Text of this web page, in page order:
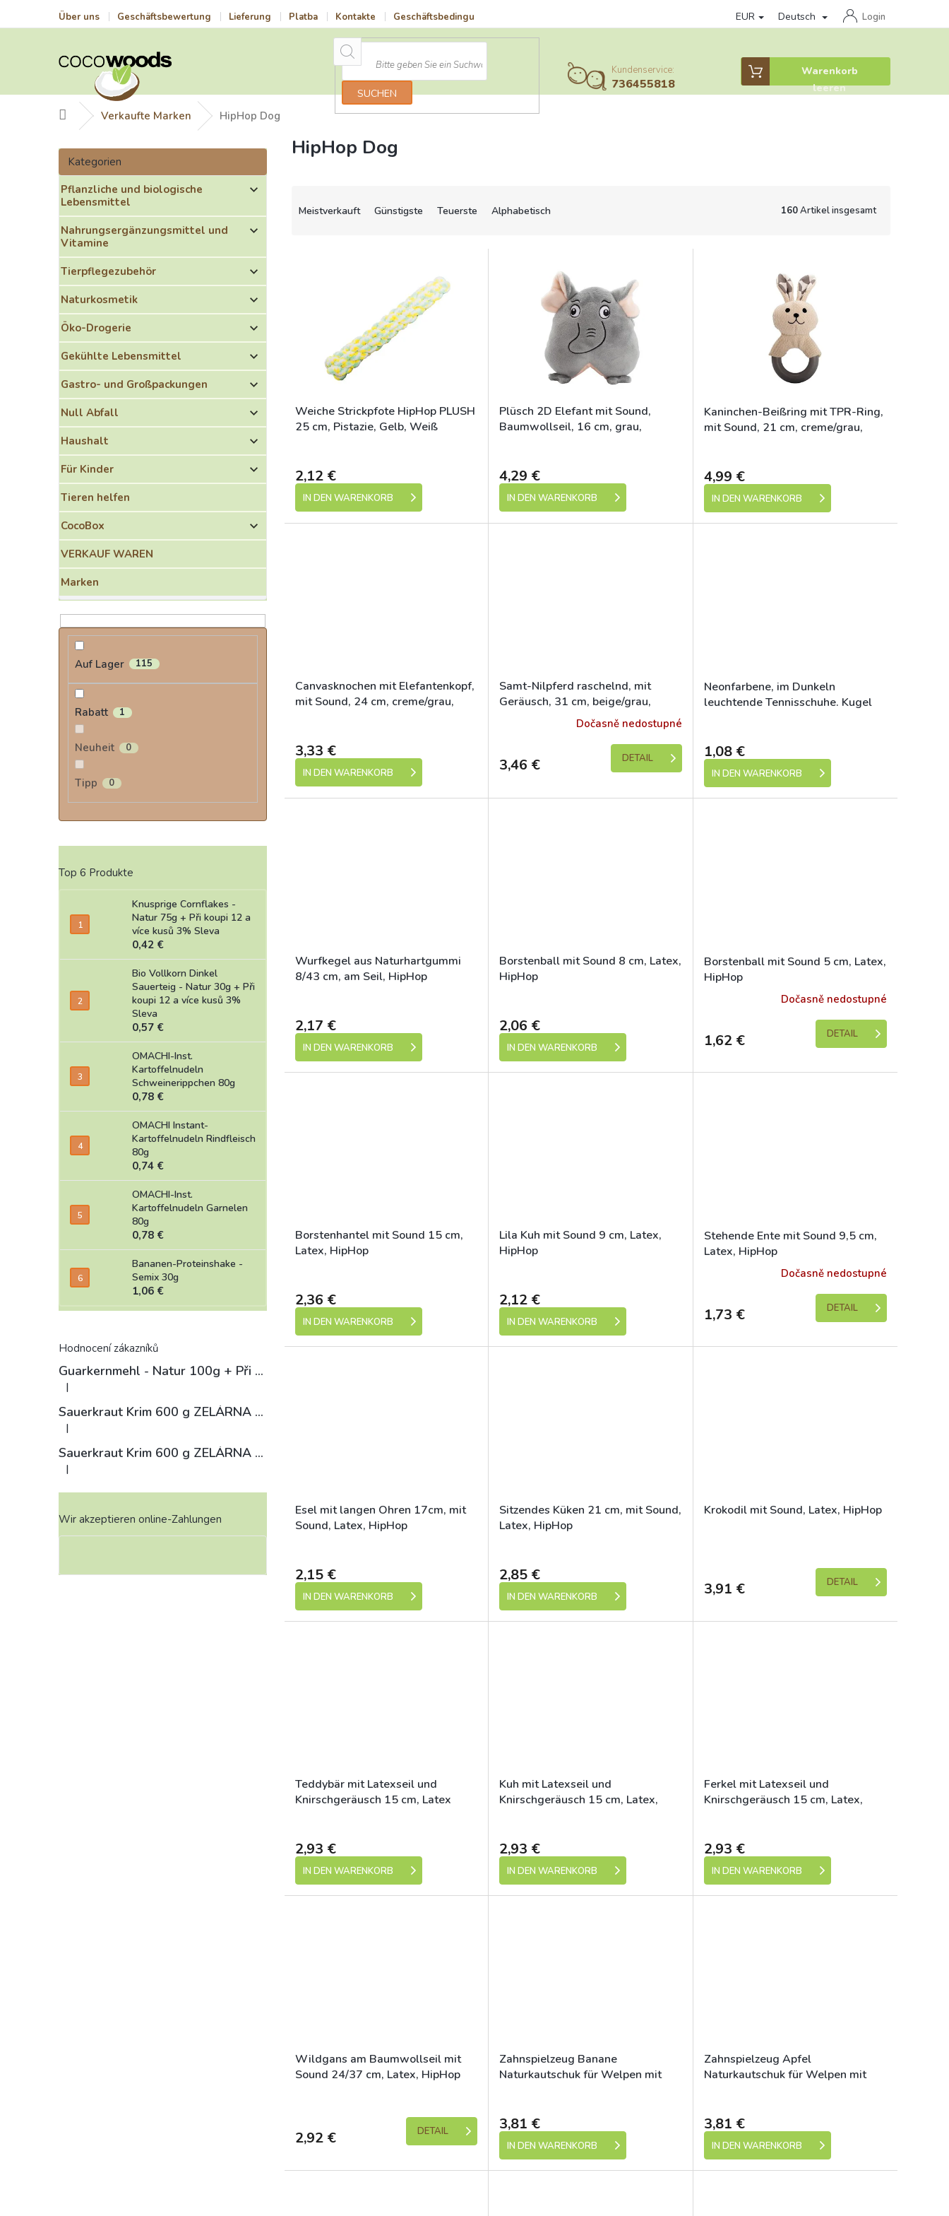
Über uns Geschäftsbewertung Lieferung Platba Kontakte Geschäftsbedingungen Datenschutzrichtlinie Věrnostní program Provisionssystem
EUR Deutsch Login
SUCHEN
Kundenservice:
736455818
Warenkorb
Warenkorb
leeren
StartseiteVerkaufte Marken HipHop Dog
S
i
t
e
n
l
e
i
s
t
e
Kategorien
überspringen
Kategorien
Pflanzliche und biologische
Lebensmittel
Nahrungsergänzungsmittel und
Vitamine
Tierpflegezubehör
Naturkosmetik
Öko-Drogerie
Gekühlte Lebensmittel
Gastro- und Großpackungen
Null Abfall
Haushalt
Für Kinder
Tieren helfen
CocoBox
VERKAUF WAREN
Marken
Auf Lager 115
Rabatt 1
Neuheit 0
Tipp 0
Top 6 Produkte
Knusprige Cornflakes -
Natur 75g + Při koupi 12 a
více kusů 3% Sleva
0,42 €
Bio Vollkorn Dinkel
Sauerteig - Natur 30g + Při
koupi 12 a více kusů 3%
Sleva
0,57 €
OMACHI-Inst.
Kartoffelnudeln
Schweinerippchen 80g
0,78 €
OMACHI Instant-
Kartoffelnudeln Rindfleisch
80g
0,74 €
OMACHI-Inst.
Kartoffelnudeln Garnelen
80g
0,78 €
Bananen-Proteinshake -
Semix 30g
1,06 €
Hodnocení zákazníků
Guarkernmehl - Natur 100g + Při koupi 12 a více kusů 3% Sleva
Die Produktbewertung beträgt 4 von 5 Sternen.
|
Sauerkraut Krim 600 g ZELÁRNA LOBKOWICZ
Die Produktbewertung beträgt 3 von 5 Sternen.
|
Sauerkraut Krim 600 g ZELÁRNA LOBKOWICZ
Die Produktbewertung beträgt 4 von 5 Sternen.
|
Wir akzeptieren online-Zahlungen
HipHop Dog
u
n
Meistverkauft Günstigste Teuerste Alphabetisch 160Artikel insgesamt
o
d
t
e
Weiche Strickpfote HipHop PLUSH
25 cm, Pistazie, Gelb, Weiß
2,12 €
IN DEN WARENKORB
Plüsch 2D Elefant mit Sound,
Baumwollseil, 16 cm, grau,
4,29 €
IN DEN WARENKORB
Kaninchen-Beißring mit TPR-Ring,
mit Sound, 21 cm, creme/grau,
4,99 €
IN DEN WARENKORB
Canvasknochen mit Elefantenkopf,
mit Sound, 24 cm, creme/grau,
3,33 €
IN DEN WARENKORB
Samt-Nilpferd raschelnd, mit
Geräusch, 31 cm, beige/grau,
Dočasně nedostupné
3,46 € DETAIL
Neonfarbene, im Dunkeln
leuchtende Tennisschuhe. Kugel
1,08 €
IN DEN WARENKORB
Wurfkegel aus Naturhartgummi
8/43 cm, am Seil, HipHop
2,17 €
IN DEN WARENKORB
Borstenball mit Sound 8 cm, Latex,
HipHop
2,06 €
IN DEN WARENKORB
Borstenball mit Sound 5 cm, Latex,
HipHop
Dočasně nedostupné
1,62 € DETAIL
Borstenhantel mit Sound 15 cm,
Latex, HipHop
2,36 €
IN DEN WARENKORB
Lila Kuh mit Sound 9 cm, Latex,
HipHop
2,12 €
IN DEN WARENKORB
Stehende Ente mit Sound 9,5 cm,
Latex, HipHop
Dočasně nedostupné
1,73 € DETAIL
Esel mit langen Ohren 17cm, mit
Sound, Latex, HipHop
2,15 €
IN DEN WARENKORB
Sitzendes Küken 21 cm, mit Sound,
Latex, HipHop
2,85 €
IN DEN WARENKORB
Krokodil mit Sound, Latex, HipHop
3,91 € DETAIL
Teddybär mit Latexseil und
Knirschgeräusch 15 cm, Latex
2,93 €
IN DEN WARENKORB
Kuh mit Latexseil und
Knirschgeräusch 15 cm, Latex,
2,93 €
IN DEN WARENKORB
Ferkel mit Latexseil und
Knirschgeräusch 15 cm, Latex,
2,93 €
IN DEN WARENKORB
Wildgans am Baumwollseil mit
Sound 24/37 cm, Latex, HipHop
2,92 € DETAIL
Zahnspielzeug Banane
Naturkautschuk für Welpen mit
3,81 €
IN DEN WARENKORB
Zahnspielzeug Apfel
Naturkautschuk für Welpen mit
3,81 €
IN DEN WARENKORB